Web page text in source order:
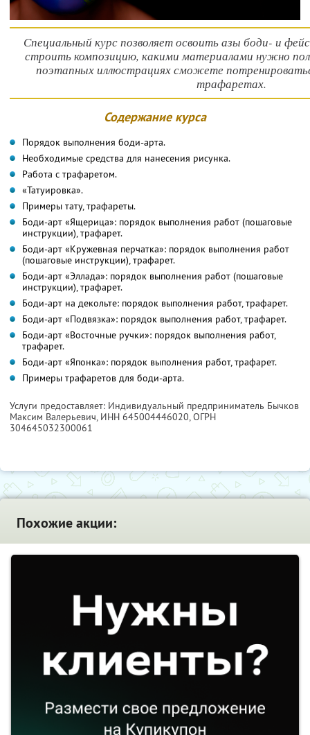
Специальный курс позволяет освоить азы боди- и
строить композицию, какими материалами нужно
поэтапных иллюстрациях сможете
трафаретах.
Содержание курса
Порядок выполнения боди-арта.
Необходимые средства для нанесения рисунка.
Работа с трафаретом.
«Татуировка».
Примеры тату, трафареты.
Боди-арт «Ящерица»: порядок выполнения работ (пошаговые
инструкции), трафарет.
Боди-арт «Кружевная перчатка»: порядок выполнения работ
(пошаговые инструкции), трафарет.
Боди-арт «Эллада»: порядок выполнения работ (пошаговые
инструкции), трафарет.
Боди-арт на декольте: порядок выполнения работ, трафарет.
Боди-арт «Подвязка»: порядок выполнения работ, трафарет.
Боди-арт «Восточные ручки»: порядок выполнения работ,
трафарет.
Боди-арт «Японка»: порядок выполнения работ, трафарет.
Примеры трафаретов для боди-арта.
Услуги предоставляет: Индивидуальный предприниматель Бычков
Максим Валерьевич, ИНН 645004446020, ОГРН
304645032300061
Похожие акции: